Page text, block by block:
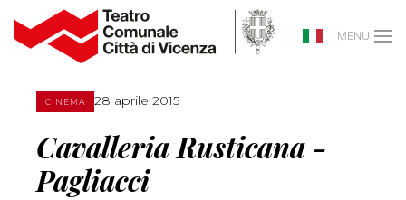
MENU
CINEMA 28 aprile 2015
Cavalleria Rusticana -
Pagliacci